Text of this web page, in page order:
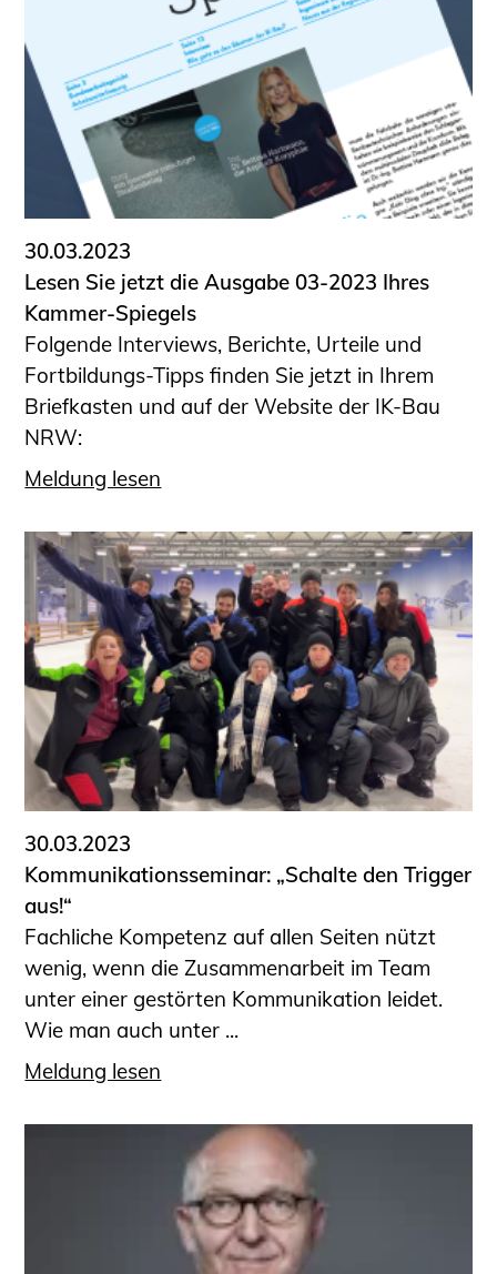
30.03.2023
Lesen Sie jetzt die Ausgabe 03-2023 Ihres
Kammer-Spiegels
Folgende Interviews, Berichte, Urteile und
Fortbildungs-Tipps finden Sie jetzt in Ihrem
Briefkasten und auf der Website der IK-Bau
NRW:
Meldung lesen
30.03.2023
Kommunikationsseminar: „Schalte den Trigger
aus!“
Fachliche Kompetenz auf allen Seiten nützt
wenig, wenn die Zusammenarbeit im Team
unter einer gestörten Kommunikation leidet.
Wie man auch unter ...
Meldung lesen